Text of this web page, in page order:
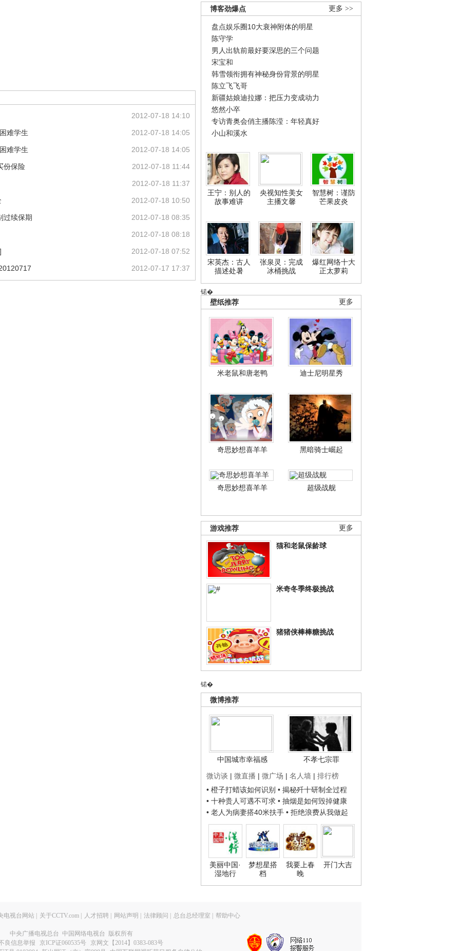
更多 >>
博客劲爆点
盘点娱乐圈10大衰神附体的明星
陈守学
男人出轨前最好要深思的三个问题
宋宝和
韩雪领衔拥有神秘身份背景的明星
陈立飞飞哥
新疆姑娘迪拉娜：把压力变成动力
悠然小卒
专访青奥会俏主播陈滢：年轻真好
小山和溪水
王宁：别人的
故事难讲
央视知性美女
主播文馨
智慧树：谨防
芒果皮炎
宋英杰：古人
描述处暑
张泉灵：完成
冰桶挑战
爆红网络十大
正太萝莉
锘�
更多
壁纸推荐
米老鼠和唐老鸭 迪士尼明星秀
奇思妙想喜羊羊 黑暗骑士崛起
奇思妙想喜羊羊 超级战舰
更多
游戏推荐
猫和老鼠保龄球
米奇冬季终极挑战
猪猪侠棒棒糖挑战
锘�
微博推荐
中国城市幸福感
不孝七宗罪
微访谈 | 微直播 | 微广场 | 名人墙 | 排行榜
• 橙子打蜡该如何识别 • 揭秘歼十研制全过程
• 十种贵人可遇不可求 • 抽烟是如何毁掉健康
• 老人为病妻搭40米扶手 • 拒绝浪费从我做起
美丽中国·
湿地行
梦想星搭
档
我要上春
晚
开门大吉
2012-07-18 14:10
2012-07-18 14:05
难学生
2012-07-18 14:05
难学生
2012-07-18 11:44
份保险
2012-07-18 11:37
2012-07-18 10:50
2012-07-18 08:35
过续保期
2012-07-18 08:18
2012-07-18 07:52
2012-07-17 17:37
电视台网站 | 关于CCTV.com | 人才招聘 | 网站声明 | 法律顾问 | 总台总经理室 | 帮助中心
中央广播电视总台 中国网络电视台 版权所有
良信息举报
京ICP证060535号
京网文【2014】0383-083号